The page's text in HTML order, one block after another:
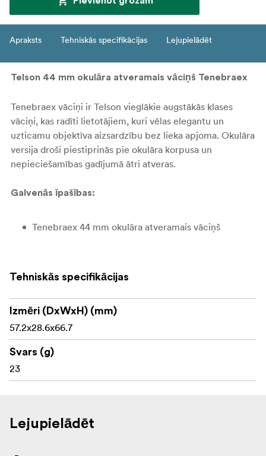
Apraksts Tehniskās specifikācijas Lejupielādēt
Telson 44 mm okulāra atveramais vāciņš Tenebraex
Tenebraex vāciņi ir Telson vieglākie augstākās klases
vāciņi, kas radīti lietotājiem, kuri vēlas elegantu un
uzticamu objektīva aizsardzību bez lieka apjoma. Okulāra
versija droši piestiprinās pie okulāra korpusa un
nepieciešamības gadījumā ātri atveras.
Galvenās īpašības:
Tenebraex 44 mm okulāra atveramais vāciņš
5-32x56 okulāra korpusiem
Augstas kvalitātes vieglā konstrukcija
Aizsargā okulāra lēcu no putekļiem un netīrumiem
Noderīgs medībām, šaušanas poligonā un
Tehniskās specifikācijas
Izmēri (DxWxH) (mm)
57.2x28.6x66.7
Svars (g)
23
Lejupielādēt